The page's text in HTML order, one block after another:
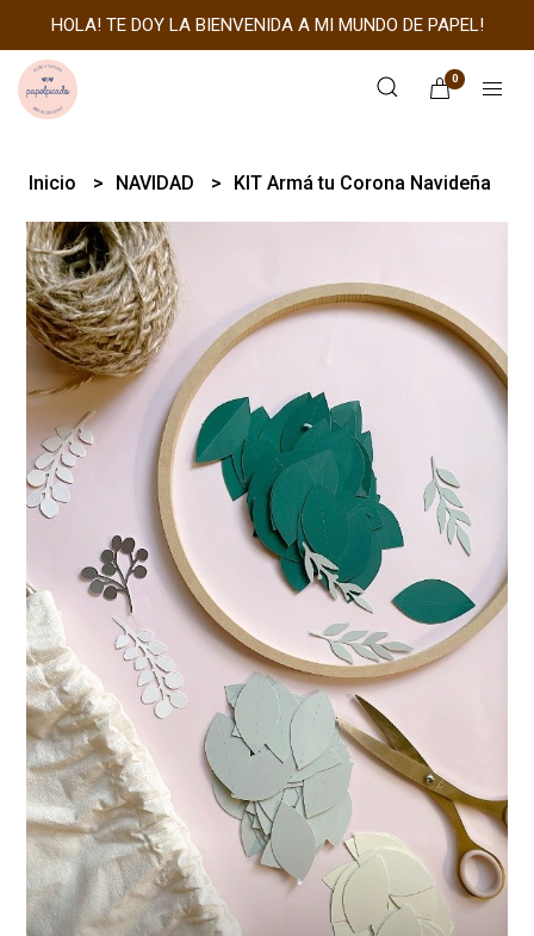
HOLA! TE DOY LA BIENVENIDA A MI MUNDO DE PAPEL!
0
Inicio NAVIDAD KIT Armá tu Corona Navideña